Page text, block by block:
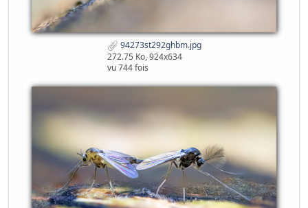
94273st292ghbm.jpg
272.75 Ko, 924x634
vu 744 fois